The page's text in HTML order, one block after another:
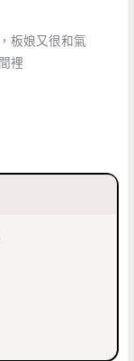
板娘又很和氣
裡